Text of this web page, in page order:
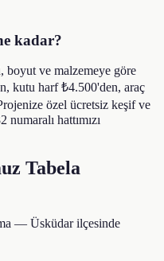
kadar?
boyut ve malzemeye göre
kutu harf ₺4.500'den, araç
özel ücretsiz keşif ve
hattımızı
Tabela
— Üsküdarilçesinde